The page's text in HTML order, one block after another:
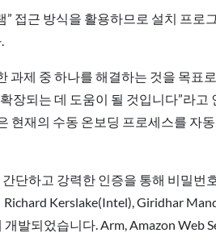
접근 방식을 활용하므로 설치 프
과제 중 하나를 해결하는 것을 목
장되는 데 도움이 될 것입니다”라
현재의 수동 온보딩 프로세스를
단하고 강력한 인증을 통해 비밀
Kerslake(Intel), Giridhar
발되었습니다. Arm, Amazon